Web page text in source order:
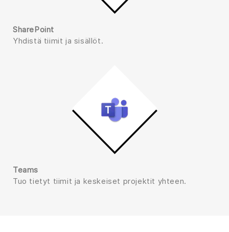
SharePoint
Yhdistä tiimit ja sisällöt.
Teams
Tuo tietyt tiimit ja keskeiset projektit yhteen.